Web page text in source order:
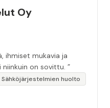
Oy
ihmiset mukavia ja
on sovittu. ”
Sähköjärjestelmien huolto